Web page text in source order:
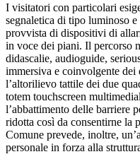
I visitatori con particolari
segnaletica di tipo luminoso e
provvista di dispositivi di
in voce dei piani. Il percorso
didascalie, audioguide,
immersiva e coinvolgente
l’altorilievo tattile dei due
totem touchscreen
l’abbattimento delle barriere
ridotta così da consentirne la
Comune prevede, inoltre,
personale in forza alla